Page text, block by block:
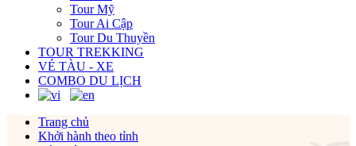
Tour Mỹ
Tour Ai Cập
Tour Du Thuyền
TOUR TREKKING
VÉ TÀU - XE
COMBO DU LỊCH
Trang chủ
Khởi hành theo tỉnh